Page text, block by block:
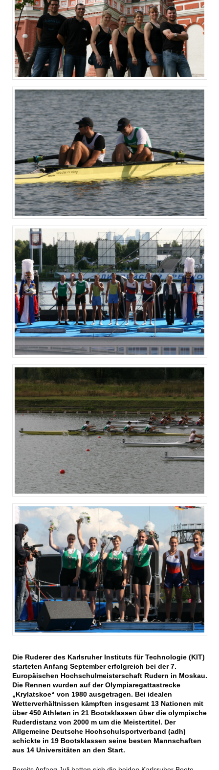
Die Ruderer des Karlsruher Instituts für Technologie (KIT)
starteten Anfang September erfolgreich bei der 7.
Europäischen Hochschulmeisterschaft Rudern in Moskau.
Die Rennen wurden auf der Olympiaregattastrecke
„Krylatskoe“ von 1980 ausgetragen. Bei idealen
Wetterverhältnissen kämpften insgesamt 13 Nationen mit
über 450 Athleten in 21 Bootsklassen über die olympische
Ruderdistanz von 2000 m um die Meistertitel. Der
Allgemeine Deutsche Hochschulsportverband (adh)
schickte in 19 Bootsklassen seine besten Mannschaften
aus 14 Universitäten an den Start.